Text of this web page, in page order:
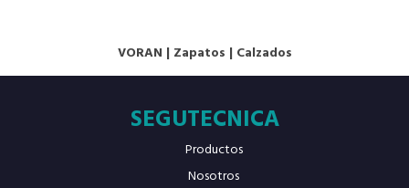
VORAN | Zapatos | Calzados
SEGUTECNICA
Productos
Nosotros